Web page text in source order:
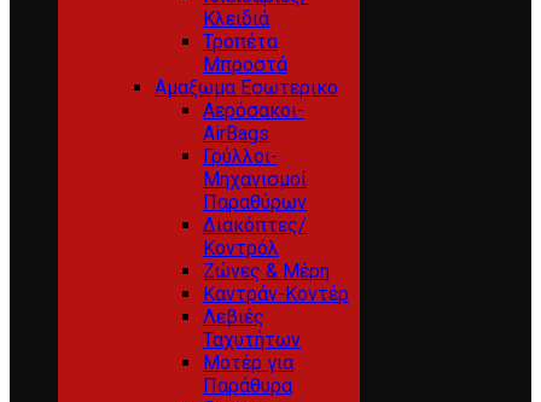
Κλειδιά
Τροπέτα
Μπροστά
Αμαξωμα Εσωτερικο
Αερόσακοι-
AirBags
Γρύλλοι-
Μηχανισμοί
Παραθύρων
Διακόπτες/
Κοντρόλ
Ζώνες & Μέρη
Καντράν-Κοντέρ
Λεβιές
Ταχυτήτων
Μοτέρ για
Παράθυρα